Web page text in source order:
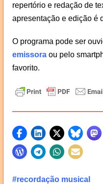
repertório e redação de
apresentação e edição é
O programa pode ser
emissoraou pelo
favorito.
#recordação musical